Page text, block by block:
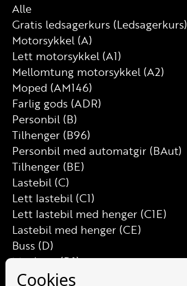
Alle
Gratis ledsagerkurs (Ledsagerkurs)
Motorsykkel (A)
Lett motorsykkel (A1)
Mellomtung motorsykkel (A2)
Moped (AM146)
Farlig gods (ADR)
Personbil (B)
Tilhenger (B96)
Personbil med automatgir (BAut)
Tilhenger (BE)
Lastebil (C)
Lett lastebil (C1)
Lett lastebil med henger (C1E)
Lastebil med henger (CE)
Buss (D)
Minibuss (D1)
Minibuss med henger (D1E)